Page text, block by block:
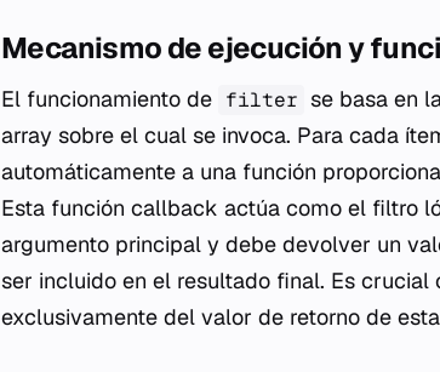
Mecanismo de ejecución y
El funcionamiento de filter se basa en
array sobre el cual se invoca. Para cada
automáticamente a una función
Esta función callback actúa como el filtro
argumento principal y debe devolver un
ser incluido en el resultado final. Es
exclusivamente del valor de retorno de